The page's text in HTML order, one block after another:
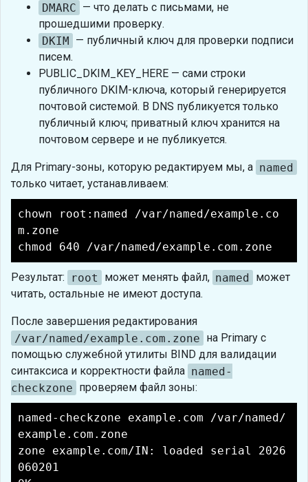
DMARC — что делать с письмами, не
прошедшими проверку.
DKIM — публичный ключ для проверки подписи
писем.
PUBLIC_DKIM_KEY_HERE — сами строки
публичного DKIM-ключа, который генерируется
почтовой системой. В DNS публикуется только
публичный ключ; приватный ключ хранится на
почтовом сервере и не публикуется.
Для Primary-зоны, которую редактируем мы, а named
только читает, устанавливаем:
chown root:named /var/named/example.co
m.zone
chmod 640 /var/named/example.com.zone
Результат: root может менять файл, named может
читать, остальные не имеют доступа.
После завершения редактирования
/var/named/example.com.zone на Primary с
помощью служебной утилиты BIND для валидации
синтаксиса и корректности файла named-
checkzone проверяем файл зоны:
named-checkzone example.com /var/named/
example.com.zone
zone example.com/IN: loaded serial 2026
060201